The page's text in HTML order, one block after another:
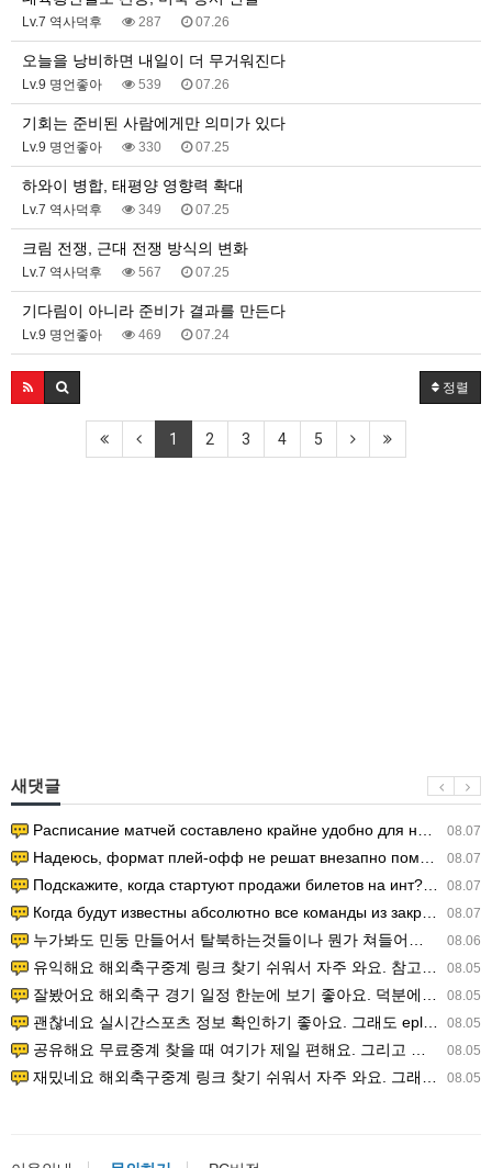
Lv.7 역사덕후 287 07.26
오늘을 낭비하면 내일이 더 무거워진다
Lv.9 명언좋아 539 07.26
기회는 준비된 사람에게만 의미가 있다
Lv.9 명언좋아 330 07.25
하와이 병합, 태평양 영향력 확대
Lv.7 역사덕후 349 07.25
크림 전쟁, 근대 전쟁 방식의 변화
Lv.7 역사덕후 567 07.25
기다림이 아니라 준비가 결과를 만든다
Lv.9 명언좋아 469 07.24
정렬
1 2 3 4 5
새댓글
08.07
Расписание матчей составлено крайне удобно для нашего часово…
08.07
Надеюсь, формат плей-офф не решат внезапно поменять. https:/…
08.07
Подскажите, когда стартуют продажи билетов на инт? https://g…
08.07
Когда будут известны абсолютно все команды из закрытых квали…
08.06
누가봐도 민둥 만들어서 탈북하는것들이나 뭔가 쳐들어오는 낌새를 미리 알아차리기 위함이지 저걸 전쟁준비라고 하…
08.05
유익해요 해외축구중계 링크 찾기 쉬워서 자주 와요. 참고로 무료스포츠중계 정보 확인할 때 출처 꼭 체크해요.…
08.05
잘봤어요 해외축구 경기 일정 한눈에 보기 좋아요. 덕분에 epl중계 볼 때 공식 중계 채널 먼저 찾아봐요. …
08.05
괜찮네요 실시간스포츠 정보 확인하기 좋아요. 그래도 epl중계 볼 때 공식 중계 채널 먼저 찾아봐요. 북마크…
08.05
공유해요 무료중계 찾을 때 여기가 제일 편해요. 그리고 무료스포츠중계 정보 확인할 때 출처 꼭 체크해요. 앞…
08.05
재밌네요 해외축구중계 링크 찾기 쉬워서 자주 와요. 그래서 해외축구중계도 정식 서비스로 봐야 안전해요. 다음…